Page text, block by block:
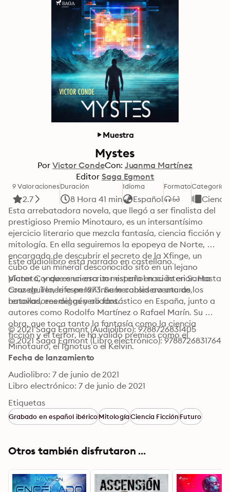
Muestra
Mystes
Por Victor CondeCon: Juanma Martínez
Editor Saga Egmont
9 Valoraciones
2.7
Duración
8 Hora 41 min
Idioma
Español
FormatoCategoría
Esta arrebatadora novela, que llegó a ser finalista del
prestigioso Premio Minotauro, es un intersantísimo
ejercicio literario que mezcla fantasía, ciencia ficción y
mitología. En ella seguiremos la epopeya de Norte,
encargado de descubrir el secreto de la Xfinge, un
cubo de un mineral desconocido sito en un lejano
planeta, y que encierra un misterio en su interior. Hasta
conseguirlo, le esperan innumerables aventuras,
batallas, enemigos y aliados.
Este audiolibro está narrado en castellano.
Víctor Conde es un escritor español nacido en Santa
Cruz de Tenerife en 1973. Se le considera uno de los
renovadores del género fantástico en España, junto a
autores como Rodolfo Martínez o Rafael Marín. Su
obra, que toca tanto la fantasía como la ciencia
ficción y el terror, le ha valido premios como el
Minotauro, el Ignotus o el Kelvin.
© 2021 Saga Egmont (Audiolibro): 9788726831405
© 2021 Saga Egmont (Libro electrónico): 9788726831764
Fecha de lanzamiento
Audiolibro: 7 de junio de 2021
Libro electrónico: 7 de junio de 2021
Etiquetas
Grabado en español ibéricoMitologíaCiencia FicciónFuturo
Otros también disfrutaron ...